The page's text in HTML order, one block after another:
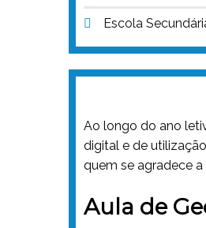
Escola
Ao longo do ano
digital e de
quem se agradece
Aula de